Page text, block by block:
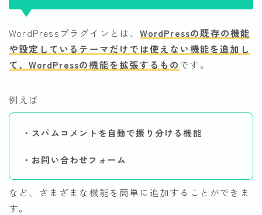
WordPressプラグインとは、WordPressの既存の機能
や設定しているテーマだけでは使えない機能を追加し
て、WordPressの機能を拡張するものです。
例えば
・スパムコメントを自動で振り分ける機能
・お問い合わせフォーム
など、さまざまな機能を簡単に追加することができま
す。